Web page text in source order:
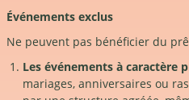
Événements exclus
Ne peuvent pas bénéficier du
Les événements à caractère
mariages, anniversaires ou